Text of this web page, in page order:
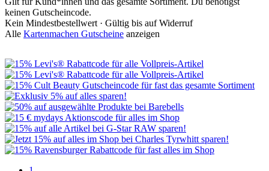
keinen Gutscheincode.
Kein Mindestbestellwert · Gültig bis auf Widerruf
Alle Kartenmachen Gutscheine anzeigen